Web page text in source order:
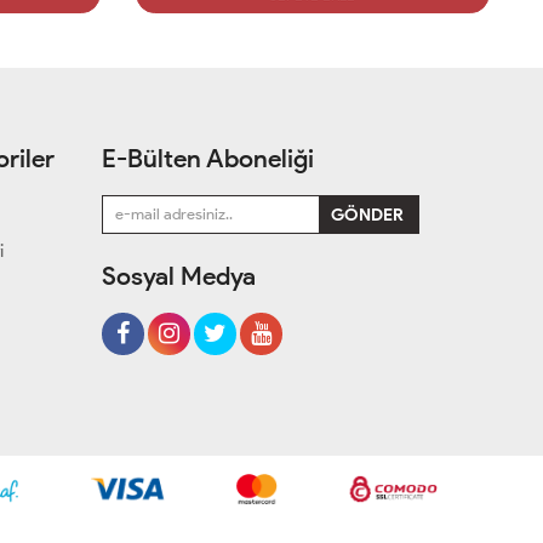
E-Bülten Aboneliği
Sosyal Medya